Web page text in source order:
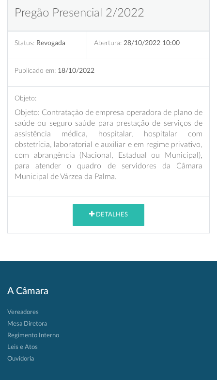
Pregão Presencial 2/2022
Status: Revogada Abertura: 28/10/2022 10:00
Publicado em: 18/10/2022
Objeto:
Objeto: Contratação de empresa operadora de plano de
saúde ou seguro saúde para prestação de serviços de
assistência médica, hospitalar, hospitalar com
obstetrícia, laboratorial e auxiliar e em regime privativo,
com abrangência (Nacional, Estadual ou Municipal),
para atender o quadro de servidores da Câmara
Municipal de Várzea da Palma.
DETALHES
A Câmara
Vereadores
Mesa Diretora
Regimento Interno
Leis e Atos
Ouvidoria